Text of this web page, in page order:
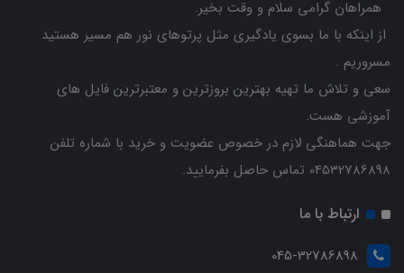
همراهان گرامی سلام و وقت بخیر.
از اینکه با ما بسوی یادگیری مثل پرتوهای نور هم مسیر هستید
مسروریم .
سعی و تلاش ما تهیه بهترین بروزترین و معتبرترین فایل های
آموزشی هست.
جهت هماهنگی لازم در خصوص عضویت و خرید با شماره تلفن
04532786898 تماس حاصل بفرمایید.
ارتباط با ما
045-32786898